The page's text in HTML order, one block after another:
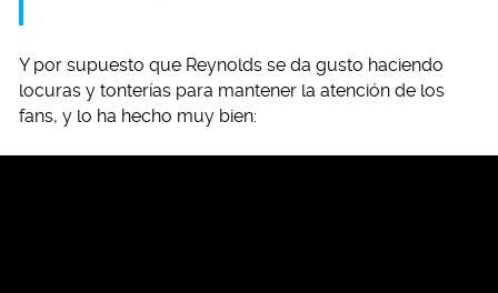
Y por supuesto que Reynolds se da gusto haciendo
locuras y tonterías para mantener la atención de los
fans, y lo ha hecho muy bien: